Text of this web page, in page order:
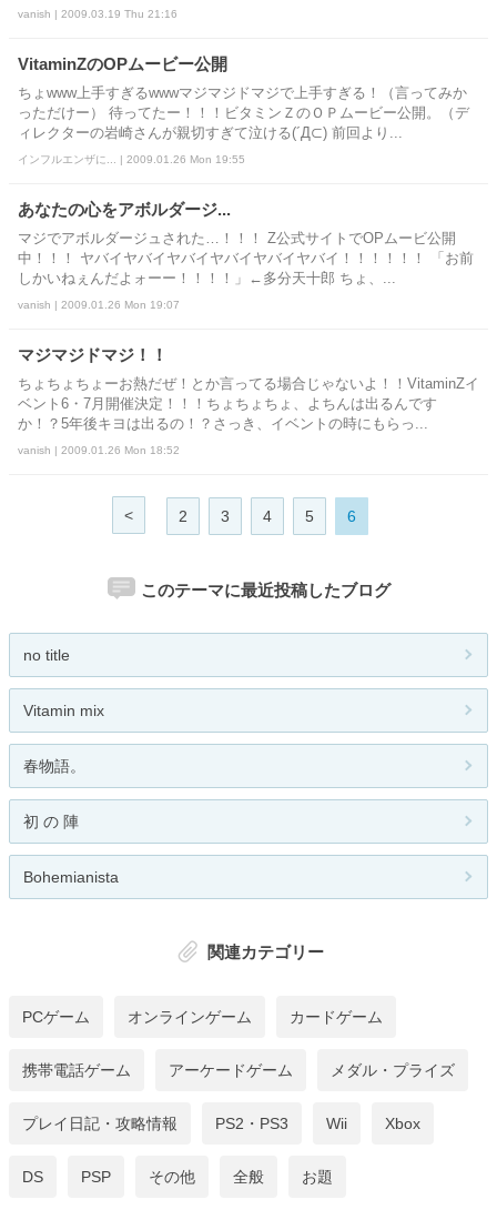
vanish | 2009.03.19 Thu 21:16
VitaminZのOPムービー公開
ちょwww上手すぎるwwwマジマジドマジで上手すぎる！（言ってみか
っただけー） 待ってたー！！！ビタミンＺのＯＰムービー公開。（デ
ィレクターの岩崎さんが親切すぎて泣ける(´Д⊂) 前回より...
インフルエンザに... | 2009.01.26 Mon 19:55
あなたの心をアボルダージ...
マジでアボルダージュされた…！！！ Z公式サイトでOPムービ公開
中！！！ ヤバイヤバイヤバイヤバイヤバイヤバイ！！！！！！ 「お前
しかいねぇんだよォーー！！！！」←多分天十郎 ちょ、...
vanish | 2009.01.26 Mon 19:07
マジマジドマジ！！
ちょちょちょーお熱だぜ！とか言ってる場合じゃないよ！！VitaminZイ
ベント6・7月開催決定！！！ちょちょちょ、よちんは出るんです
か！？5年後キヨは出るの！？さっき、イベントの時にもらっ...
vanish | 2009.01.26 Mon 18:52
< 2 3 4 5 6
このテーマに最近投稿したブログ
no title
Vitamin mix
春物語。
初 の 陣
Bohemianista
関連カテゴリー
PCゲーム オンラインゲーム カードゲーム
携帯電話ゲーム アーケードゲーム メダル・プライズ
プレイ日記・攻略情報 PS2・PS3 Wii Xbox
DS PSP その他 全般 お題